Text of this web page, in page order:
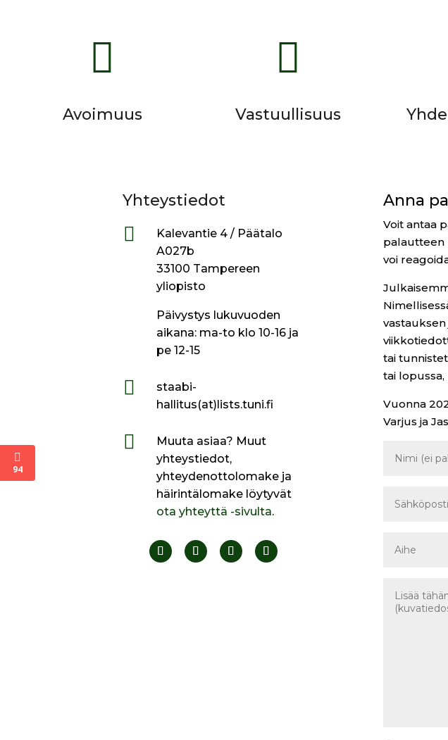

Avoimuus

Vastuullisuus
Yhteystiedot

Kalevantie 4 / Päätalo
A027b
33100 Tampereen
yliopisto
Päivystys lukuvuoden
aikana: ma-to klo 10-16 ja
pe 12-15

staabi-
hallitus(at)lists.tuni.fi

Muuta asiaa? Muut
yhteystiedot,
yhteydenottolomake ja
häirintälomake löytyvät
ota yhteyttä -sivulta.
Anna
Voit antaa
palautteen
voi
tai
tai
Vuonna
Varjus ja
94